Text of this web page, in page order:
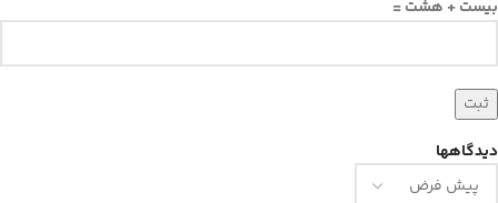
دیدگاهها
بیست + هشت =